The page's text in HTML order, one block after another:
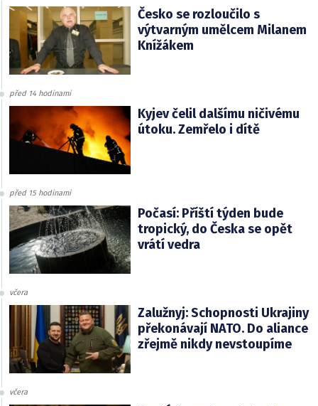
Česko se rozloučilo s
výtvarným umělcem Milanem
Knížákem
před 14 hodinami
Kyjev čelil dalšímu ničivému
útoku. Zemřelo i dítě
před 15 hodinami
Počasí: Příští týden bude
tropický, do Česka se opět
vrátí vedra
včera
Zalužnyj: Schopnosti Ukrajiny
překonávají NATO. Do aliance
zřejmě nikdy nevstoupíme
včera